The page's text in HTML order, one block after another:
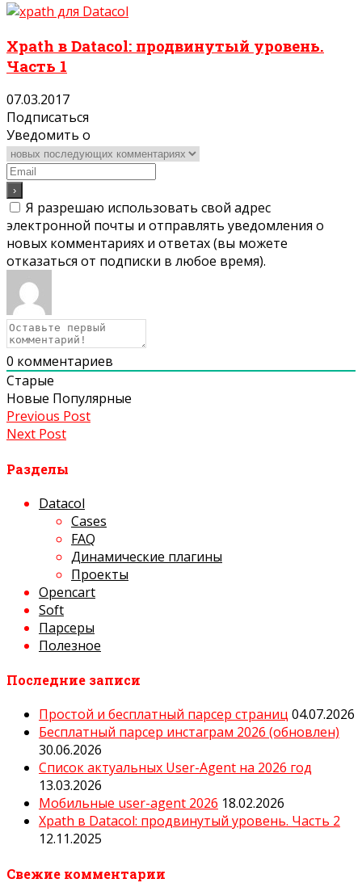
Xpath в Datacol: продвинутый уровень.
Часть 1
07.03.2017
Подписаться
Уведомить о
Я разрешаю использовать свой адрес
электронной почты и отправлять уведомления о
новых комментариях и ответах (вы можете
отказаться от подписки в любое время).
0 комментариев
Старые
Новые Популярные
Previous Post
Next Post
Разделы
Datacol
Cases
FAQ
Динамические плагины
Проекты
Opencart
Soft
Парсеры
Полезное
Последние записи
Простой и бесплатный парсер страниц 04.07.2026
Бесплатный парсер инстаграм 2026 (обновлен)
30.06.2026
Список актуальных User-Agent на 2026 год
13.03.2026
Мобильные user-agent 2026 18.02.2026
Xpath в Datacol: продвинутый уровень. Часть 2
12.11.2025
Свежие комментарии